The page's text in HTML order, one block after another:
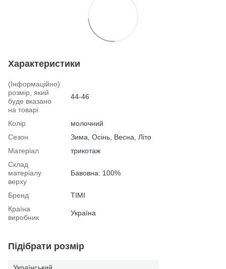
Характеристики
(Інформаційно)
розмір, який
буде вказано
на товарі
44-46
Колір
молочний
Сезон
Зима, Осінь, Весна, Літо
Матеріал
трикотаж
Склад
матеріалу
верху
Бавовна: 100%
Бренд
TIMI
Країна
виробник
Україна
Підібрати розмір
Український